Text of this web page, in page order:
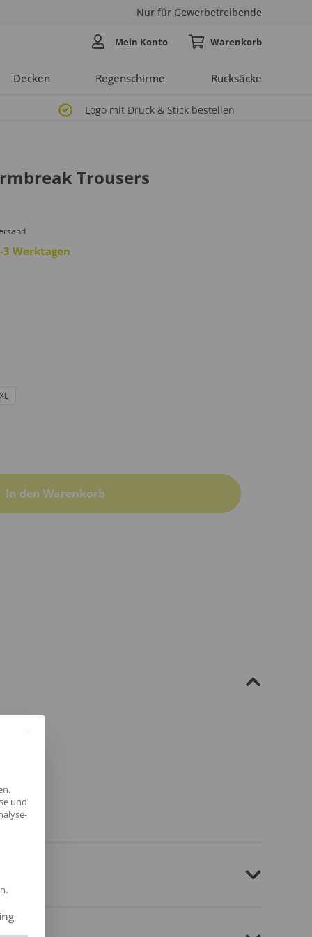
Nur für Gewerbetreibende
Decken Regenschirme Rucksäcke
Mein Konto
Logo mit Druck & Stick bestellen
Trousers
Werktagen
In den Warenkorb
und
kann. Die erste Service-Gruppe ist essenziell und kann